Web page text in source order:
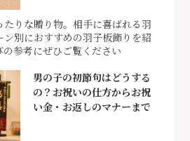
りな贈り物。相手に喜ばれる羽
別におすすめの羽子板飾りを紹
参考にぜひご覧ください
男の子の初節句はどうする
の？お祝いの仕方からお祝
い金・お返しのマナーまで